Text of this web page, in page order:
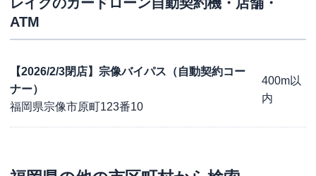
ATM
【2026/2/3閉店】宗像バイパス（自動契約コー
ナー）
福岡県宗像市原町123番10
400m以
内